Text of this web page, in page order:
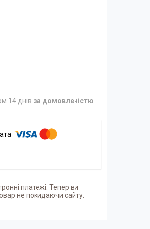
14 днів за домовленістю
платежі. Тепер ви
не покидаючи сайту.